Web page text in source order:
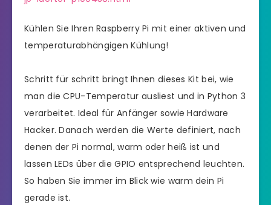
Kühlen Sie Ihren Raspberry Pi mit einer aktiven und
temperaturabhängigen Kühlung!
Schritt für schritt bringt Ihnen dieses Kit bei, wie
man die CPU-Temperatur ausliest und in Python 3
verarbeitet. Ideal für Anfänger sowie Hardware
Hacker. Danach werden die Werte definiert, nach
denen der Pi normal, warm oder heiß ist und
lassen LEDs über die GPIO entsprechend leuchten.
So haben Sie immer im Blick wie warm dein Pi
gerade ist.